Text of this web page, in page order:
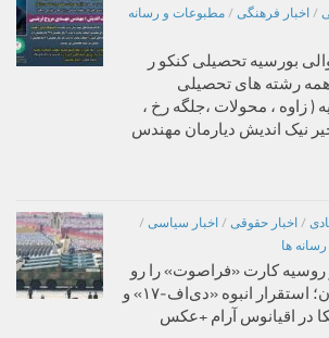
/ اخبار فرهنگی / مطبوعات و رسانه
بورسیه تحصیلی کنکو ر
سراسری سال ۱۴۰۵ همه رشته های تحصیلی
( زاوه ، محولات ،جلگه رخ ،
نیک اندیش دیارمان مهندس
/ اخبار حقوقی / اخبار سیاسی /
ها
روسیه کارت «فراصوت» را رو
کرد/ وحشت در پنتاگون؛ استقرار انبوه «دی‌اف‑۱۷» و
در اقیانوس آرام +عکس